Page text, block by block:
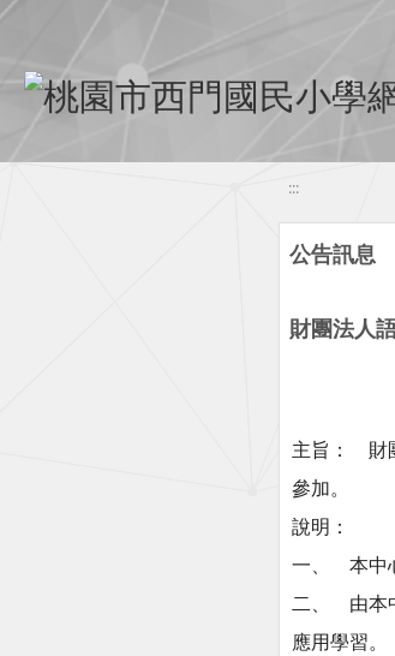
移至網頁之主要內容區位置
:::
公告訊息
財團法人
主旨： 財
參加。
說明：
一、 本中
二、 由本
應用學習。